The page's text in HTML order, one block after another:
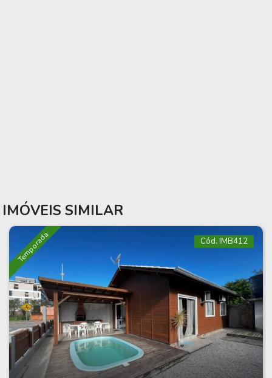
IMÓVEIS SIMILAR
Temporada Cód. IMB412